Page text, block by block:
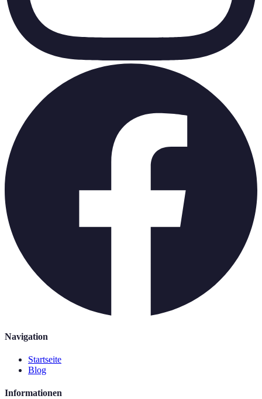
Navigation
Startseite
Blog
Informationen